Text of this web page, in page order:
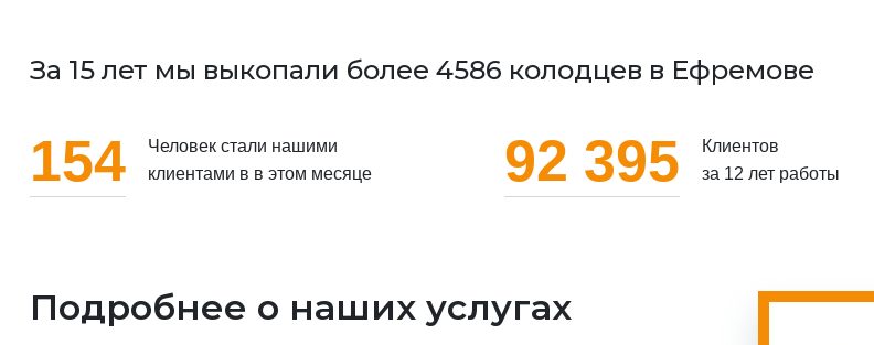
За 15 лет мы выкопали более 4586 колодцев в Ефремове
154
Человек стали нашими
клиентами в в этом месяце
92 395
Клиентов
за 12 лет работы
Подробнее о наших услугах